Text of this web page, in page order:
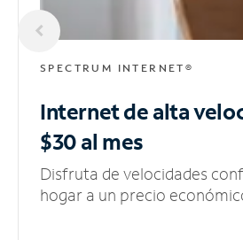
SPECTRUM INTERNET®
Internet de alta
$30 al mes
Disfruta de velocidades
hogar a un precio